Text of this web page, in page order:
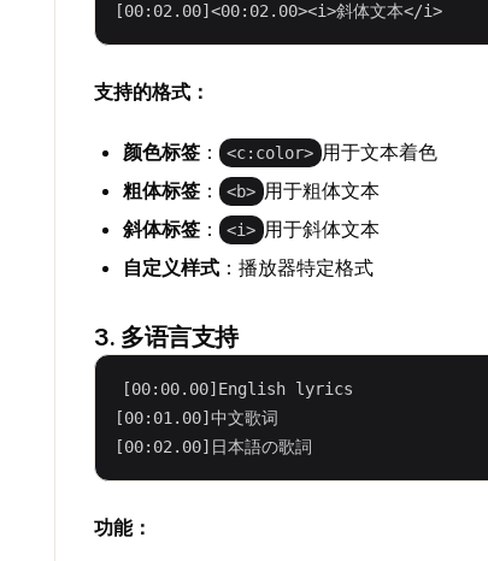
[00:02.00]<00:02.00><i>斜体文本</i>
支持的格式：
颜色标签： <c:color> 用于文本着色
粗体标签： <b> 用于粗体文本
斜体标签： <i> 用于斜体文本
自定义样式：播放器特定格式
3. 多语言支持
[00:00.00]English lyrics
[00:01.00]中文歌词
功能：